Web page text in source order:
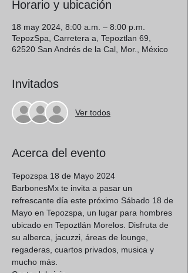
Horario y ubicación
18 may 2024, 8:00 a.m. – 8:00 p.m.
TepozSpa, Carretera a, Tepoztlan 69,
62520 San Andrés de la Cal, Mor., México
Invitados
Ver todos
Acerca del evento
Tepozspa 18 de Mayo 2024
BarbonesMx te invita a pasar un
refrescante día este próximo Sábado 18 de
Mayo en Tepozspa, un lugar para hombres
ubicado en Tepoztlán Morelos. Disfruta de
su alberca, jacuzzi, áreas de lounge,
regaderas, cuartos privados, musica y
mucho más.